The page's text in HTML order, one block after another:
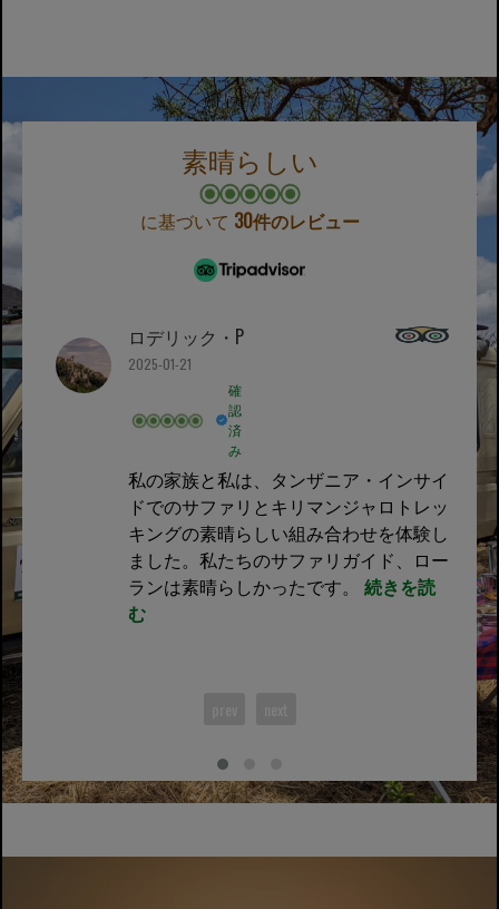
素晴らしい
に基づいて 30件のレビュー
ロデリック・P
2025-01-21
確
認
済
み
私の家族と私は、タンザニア・インサイ
ドでのサファリとキリマンジャロトレッ
キングの素晴らしい組み合わせを体験し
ました。私たちのサファリガイド、ロー
ランは素晴らしかったです。 続きを読
む